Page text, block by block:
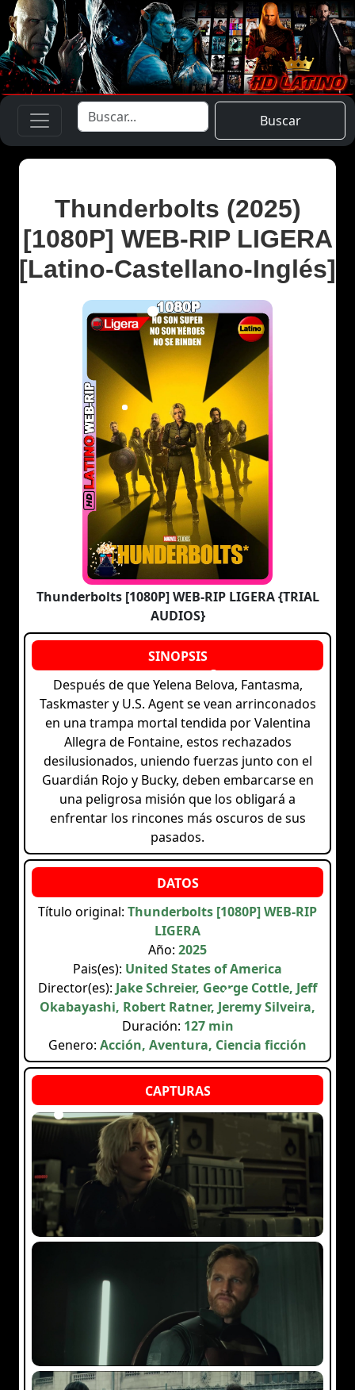
Buscar
Thunderbolts (2025)
[1080P] WEB-RIP LIGERA
[Latino-Castellano-Inglés]
Thunderbolts [1080P] WEB-RIP LIGERA {TRIAL
AUDIOS}
Después de que Yelena Belova, Fantasma,
Taskmaster y U.S. Agent se vean arrinconados
en una trampa mortal tendida por Valentina
Allegra de Fontaine, estos rechazados
desilusionados, uniendo fuerzas junto con el
Guardián Rojo y Bucky, deben embarcarse en
una peligrosa misión que los obligará a
enfrentar los rincones más oscuros de sus
pasados.
Título original: Thunderbolts [1080P] WEB-RIP
LIGERA
Año: 2025
Pais(es): United States of America
Director(es): Jake Schreier, George Cottle, Jeff
Okabayashi, Robert Ratner, Jeremy Silveira,
Duración: 127 min
Genero: Acción, Aventura, Ciencia ficción